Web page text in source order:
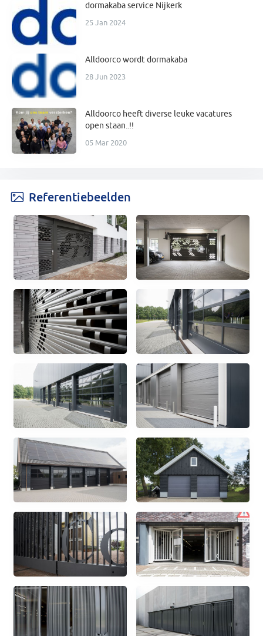
dormakaba service Nijkerk
25 Jan 2024
Alldoorco wordt dormakaba
28 Jun 2023
Alldoorco heeft diverse leuke vacatures
open staan..!!
05 Mar 2020
Referentiebeelden